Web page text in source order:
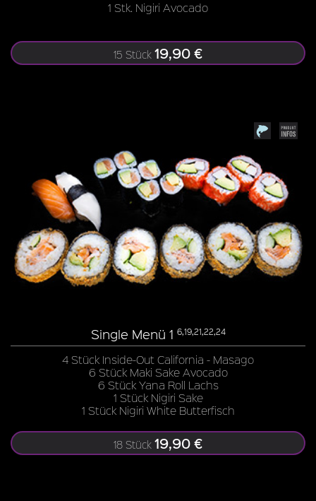
1 Stk. Nigiri Avocado
15 Stück 19,90 €
Single Menü 1 6,19,21,22,24
4 Stück Inside-Out California - Masago
6 Stück Maki Sake Avocado
6 Stück Yana Roll Lachs
1 Stück Nigiri Sake
1 Stück Nigiri White Butterfisch
18 Stück 19,90 €